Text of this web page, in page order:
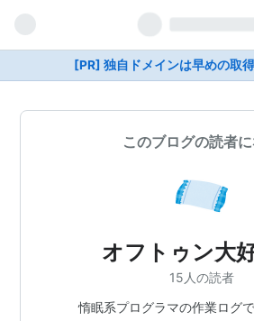
[PR] 独自ドメインは早めの取
このブログの読者
オフトゥン大好
15人の読者
惰眠系プログラマの作業ログ